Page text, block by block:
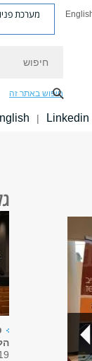
מערכת
חיפוש באתר זה
Linkedin
|
19